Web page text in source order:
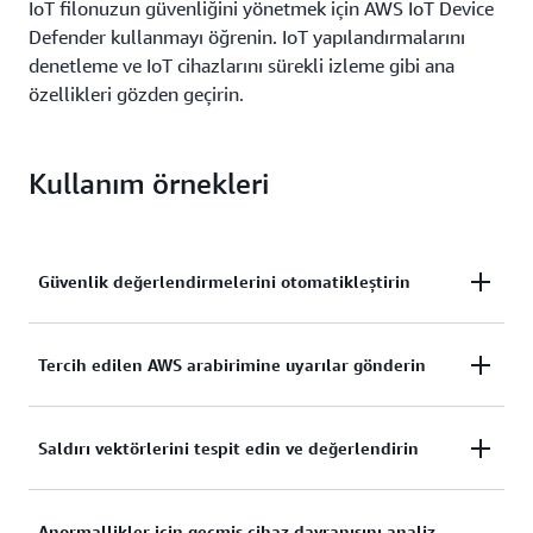
IoT filonuzun güvenliğini yönetmek için AWS IoT Device
Defender kullanmayı öğrenin. IoT yapılandırmalarını
denetleme ve IoT cihazlarını sürekli izleme gibi ana
özellikleri gözden geçirin.
Kullanım örnekleri
Güvenlik değerlendirmelerini otomatikleştirin
En iyi güvenlik uygulamaları ile uyum sağlaması ve
yetkilendirme ve sürekli denetim gibi güvenlik
Tercih edilen AWS arabirimine uyarılar gönderin
AWS IoT konsolu, Amazon CloudWatch, Amazon
Saldırı vektörlerini tespit edin ve değerlendirin